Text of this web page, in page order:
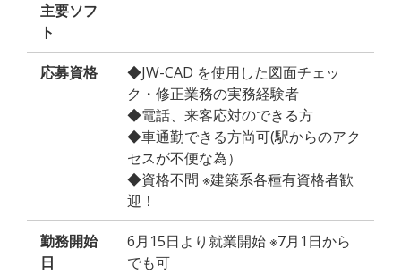
主要ソフ
ト
応募資格
◆JW-CAD を使用した図面チェッ
ク・修正業務の実務経験者
◆電話、来客応対のできる方
◆車通勤できる方尚可(駅からのアク
セスが不便な為）
◆資格不問 ※建築系各種有資格者歓
迎！
勤務開始
日
6月15日より就業開始 ※7月1日から
でも可